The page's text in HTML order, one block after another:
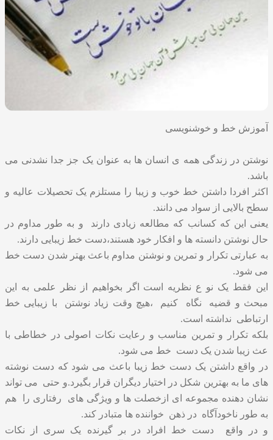
آموزش خط و خوشنویسی
نوشتن در زندگی همه ی انسان ها به عنوان یک جز جدا نشدنی می
باشد.
اکثر افردا داشتن خط خوب و زیبا را مستلزم یک تحصیلات عالیه و
سطح بالایی از سواد می دانند.
یعنی این که کسانب که مطالعه زیادی دارند و به طور مداوم در
حال نوشتن دانسته ها و افکار خود هستند،دست خط زیبایی دارند.
به عبارتی تکرار و تمرین و نوشتن مداوم باعث بهتر شدن دست خط
می شود.
این فقط یک نو ع نظریه است اگر بخواهیم از نظر علمی به این
مبحث و قضیه نگاه کنیم ،هیچ وقت زیاد نوشتن با زیبایی خط
ارتباطی نداشته است.
بلکه تکرار و تمرین مناسب و رعایت نکات اصولی در خطاطی با
عث زیبا شدن یک دست خط می شود.
در واقع داشتن یک دست خط زیبا باعث می شود که دست نوشته
های ما به بهترین شکل در اختیار دیگران قرار بگیرد.و حتی می تواند
نشان دهنده مجموعه ای ازخصلت ها و ویژگی های رفتاری را هم
به طور ناخودآگاه در ذهن خواننده ها متبادر کند.
و در واقع دست خط افراد در بر گیرنده یک سری از نکات